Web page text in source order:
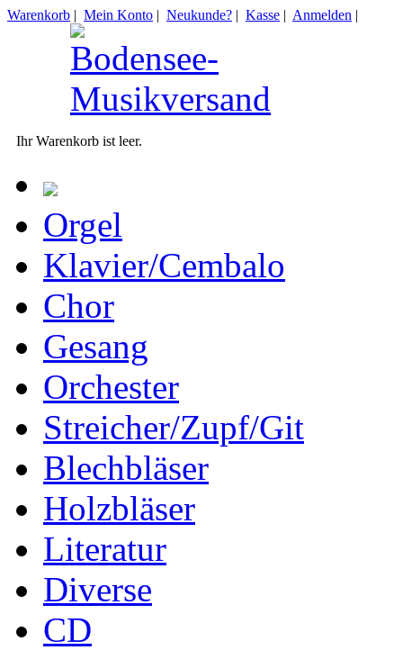
Warenkorb | Mein Konto | Neukunde? | Kasse | Anmelden |
Ihr Warenkorb ist leer.
Orgel
Klavier/Cembalo
Chor
Gesang
Orchester
Streicher/Zupf/Git
Blechbläser
Holzbläser
Literatur
Diverse
CD